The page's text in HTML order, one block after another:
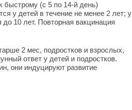
быстрому (с 5 по 14-й день)
у детей в течение не менее 2 лет; у
10 лет. Повторная вакцинация
2 мес, подростков и взрослых,
ответ у детей и подростков.
они индуцируют развитие